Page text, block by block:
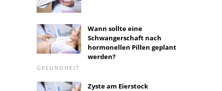
Wann sollte eine
Schwangerschaft nach
hormonellen Pillen geplant
werden?
GESUNDHEIT
Zyste am Eierstock